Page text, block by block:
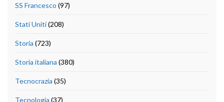
SS Francesco (97)
Stati Uniti(208)
Storia (723)
Storia italiana (380)
Tecnocrazia (35)
Tecnologia (37)